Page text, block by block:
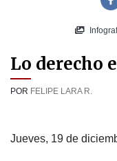
Lo derecho
POR FELIPE LARA R.
Jueves, 19 de